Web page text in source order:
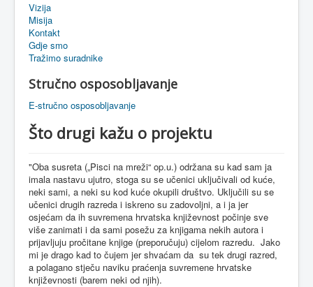
Vizija
Misija
Kontakt
Gdje smo
Tražimo suradnike
Stručno osposobljavanje
E-stručno osposobljavanje
Što drugi kažu o projektu
"Oba susreta („Pisci na mreži“ op.u.) održana su kad sam ja
imala nastavu ujutro, stoga su se učenici uključivali od kuće,
neki sami, a neki su kod kuće okupili društvo. Uključili su se
učenici drugih razreda i iskreno su zadovoljni, a i ja jer
osjećam da ih suvremena hrvatska književnost počinje sve
više zanimati i da sami posežu za knjigama nekih autora i
prijavljuju pročitane knjige (preporučuju) cijelom razredu. Jako
mi je drago kad to čujem jer shvaćam da su tek drugi razred,
a polagano stječu naviku praćenja suvremene hrvatske
književnosti (barem neki od njih).